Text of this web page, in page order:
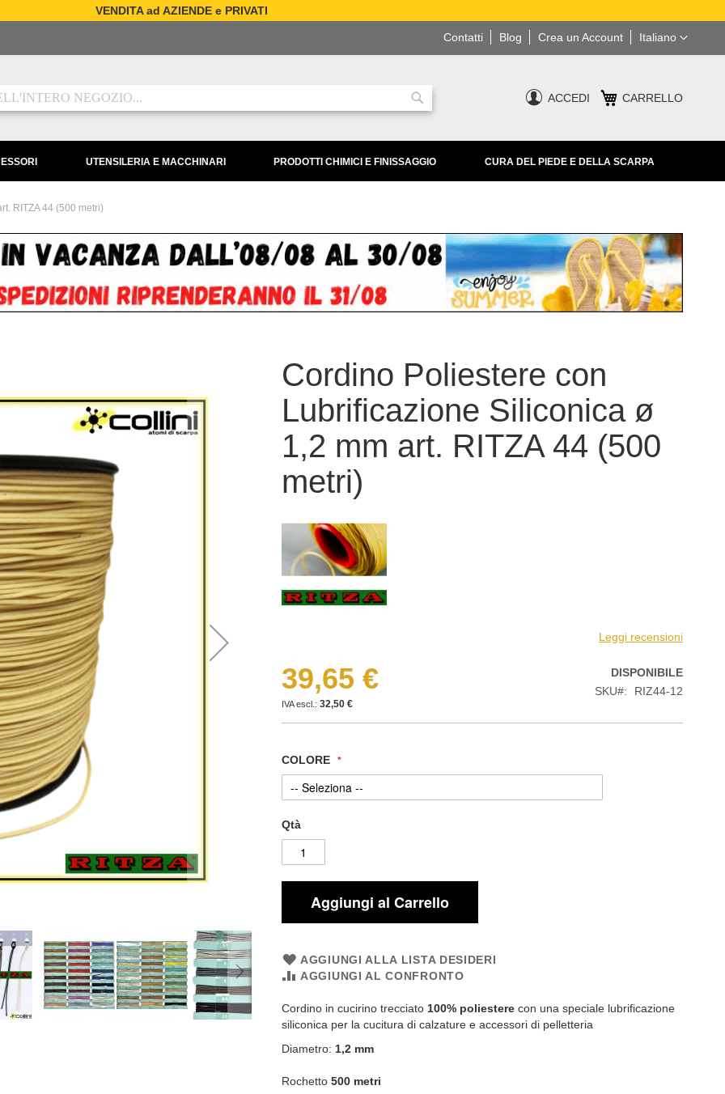
VENDITA ad AZIENDE e PRIVATI
Lingua
Italiano
Blog Crea un Account
Contatti
Ricerca
ACCEDI CARRELLO
UTENSILERIA E MACCHINARI PRODOTTI CHIMICI E FINISSAGGIO CURA DEL PIEDE E DELLA SCARPA
RITZA 44 (500 metri)
Cordino Poliestere con
Lubrificazione Siliconica ø
1,2 mm art. RITZA 44 (500
metri)
Leggi recensioni
39,65 €
32,50 €
DISPONIBILE
SKU
RIZ44-12
COLORE
Qtà
Aggiungi al Carrello
AGGIUNGI ALLA LISTA DESIDERI
AGGIUNGI AL CONFRONTO
Cordino in cucirino trecciato 100% poliestere con una speciale lubrificazione
siliconica per la cucitura di calzature e accessori di pelletteria
Diametro: 1,2 mm
Rochetto 500 metri